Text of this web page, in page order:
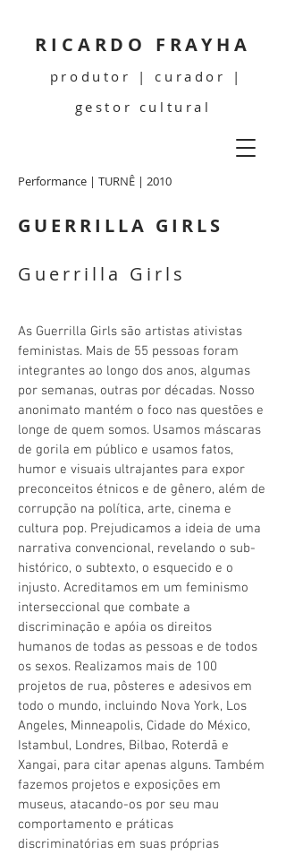
RICARDO FRAYHA
produtor | curador |
gestor cultural
Performance | TURNÊ | 2010
GUERRILLA GIRLS
Guerrilla Girls
As Guerrilla Girls são artistas ativistas
feministas. Mais de 55 pessoas foram
integrantes ao longo dos anos, algumas
por semanas, outras por décadas. Nosso
anonimato mantém o foco nas questões e
longe de quem somos. Usamos máscaras
de gorila em público e usamos fatos,
humor e visuais ultrajantes para expor
preconceitos étnicos e de gênero, além de
corrupção na política, arte, cinema e
cultura pop. Prejudicamos a ideia de uma
narrativa convencional, revelando o sub-
histórico, o subtexto, o esquecido e o
injusto. Acreditamos em um feminismo
interseccional que combate a
discriminação e apóia os direitos
humanos de todas as pessoas e de todos
os sexos. Realizamos mais de 100
projetos de rua, pôsteres e adesivos em
todo o mundo, incluindo Nova York, Los
Angeles, Minneapolis, Cidade do México,
Istambul, Londres, Bilbao, Roterdã e
Xangai, para citar apenas alguns. Também
fazemos projetos e exposições em
museus, atacando-os por seu mau
comportamento e práticas
discriminatórias em suas próprias